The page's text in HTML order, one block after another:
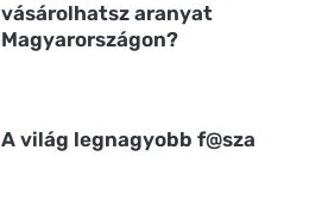
vásárolhatsz aranyat
Magyarországon?
A világ legnagyobb f@sza